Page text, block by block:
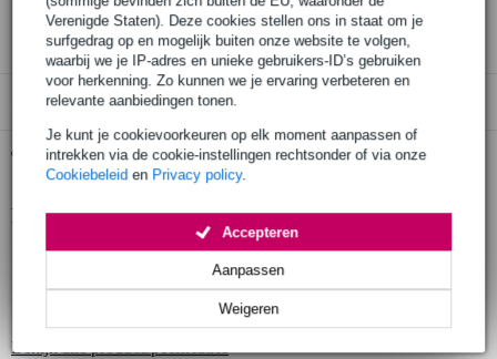
Verenigde Staten). Deze cookies stellen ons in staat om je
surfgedrag op en mogelijk buiten onze website te volgen,
waarbij we je IP-adres en unieke gebruikers-ID’s gebruiken
voor herkenning. Zo kunnen we je ervaring verbeteren en
relevante aanbiedingen tonen.
Je kunt je cookievoorkeuren op elk moment aanpassen of
intrekken via de cookie-instellingen rechtsonder of via onze
Cookiebeleid en Privacy policy.
Weigeren
Aanpassen
Accepteren
3 jaar Bax Music garantie
Alleen geschikt voor:
Gratis ophalen in de winkel
Productinformatie
boek voor ukelele
oefeningen, informatie en play alongs
inclusief audio tracks (online en downloadbaar)
Bekijk alle productspecificaties